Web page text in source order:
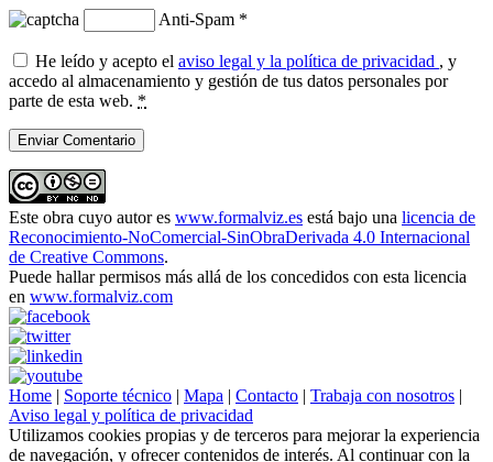
Anti-Spam *
He leído y acepto el aviso legal y la política de privacidad , y
accedo al almacenamiento y gestión de tus datos personales por
parte de esta web. *
Este obra cuyo autor es www.formalviz.es está bajo una licencia de
Reconocimiento-NoComercial-SinObraDerivada 4.0 Internacional
de Creative Commons.
Puede hallar permisos más allá de los concedidos con esta licencia
en www.formalviz.com
Home | Soporte técnico | Mapa | Contacto | Trabaja con nosotros |
Aviso legal y política de privacidad
Utilizamos cookies propias y de terceros para mejorar la experiencia
de navegación, y ofrecer contenidos de interés. Al continuar con la